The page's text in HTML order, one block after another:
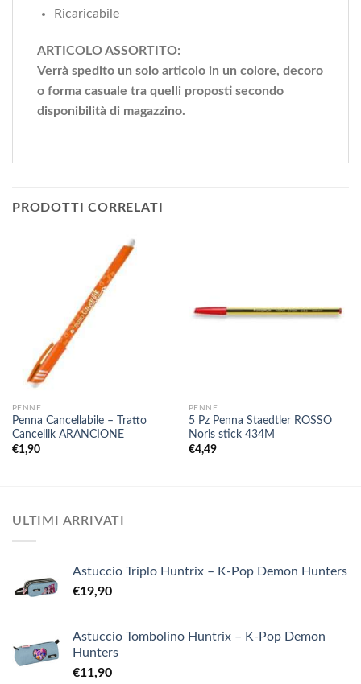
Ricaricabile
ARTICOLO ASSORTITO:
Verrà spedito un solo articolo in un colore, decoro
o forma casuale tra quelli proposti secondo
disponibilità di magazzino.
PRODOTTI CORRELATI
PENNE
Penna Cancellabile – Tratto
Cancellik ARANCIONE
€1,90
PENNE
5 Pz Penna Staedtler ROSSO
Noris stick 434M
€4,49
ULTIMI ARRIVATI
Astuccio Triplo Huntrix – K-Pop Demon Hunters
€19,90
Astuccio Tombolino Huntrix – K-Pop Demon
Hunters
€11,90